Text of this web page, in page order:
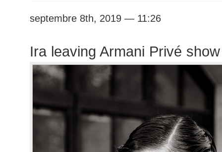
septembre 8th, 2019 — 11:26
Ira leaving Armani Privé show